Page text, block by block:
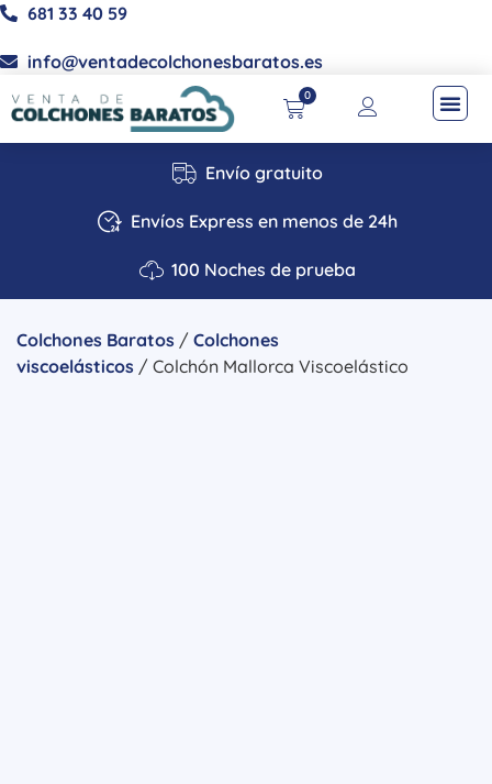
681 33 40 59
info@ventadecolchonesbaratos.es
0
Envío gratuito
Envíos Express en menos de 24h
100 Noches de prueba
Colchones Baratos / Colchones
viscoelásticos / Colchón Mallorca Viscoelástico